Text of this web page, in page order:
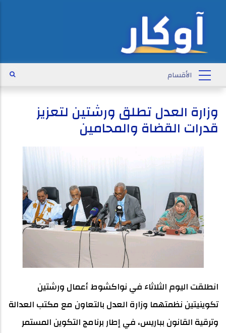
وزارة العدل تطلق ورشتين لتعزيز
قدرات القضاة والمحامين
انطلقت اليوم الثلاثاء في نواكشوط أعمال ورشتين
تكوينيتين نظمتهما وزارة العدل بالتعاون مع مكتب العدالة
وترقية القانون بباريس، في إطار برنامج التكوين المستمر